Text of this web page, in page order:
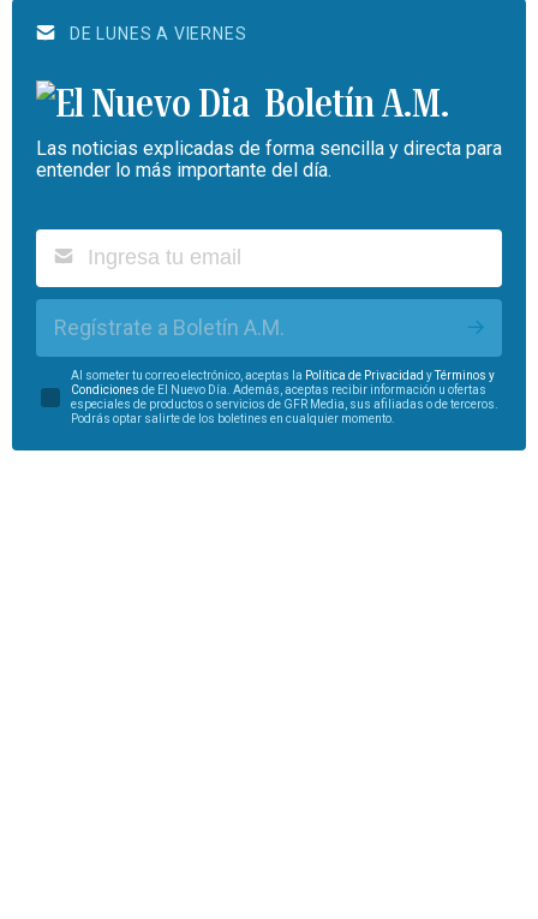
DE LUNES A VIERNES
Boletín A.M.
Las noticias explicadas de forma sencilla y directa para
entender lo más importante del día.
Regístrate a Boletín A.M.
Al someter tu correo electrónico, aceptas la Política de Privacidad yTérminos y
Condiciones de El Nuevo Día. Además, aceptas recibir información u ofertas
especiales de productos o servicios de GFR Media, sus afiliadas o de terceros.
Podrás optar salirte de los boletines en cualquier momento.